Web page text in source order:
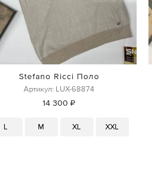
Stefano Ricci Поло
Артикул: LUX-68874
14 300 ₽
L M XL XXL